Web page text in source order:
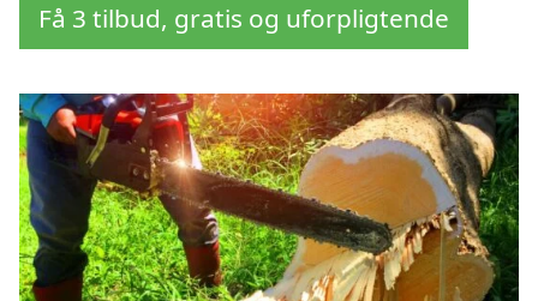
Få 3 tilbud, gratis og uforpligtende